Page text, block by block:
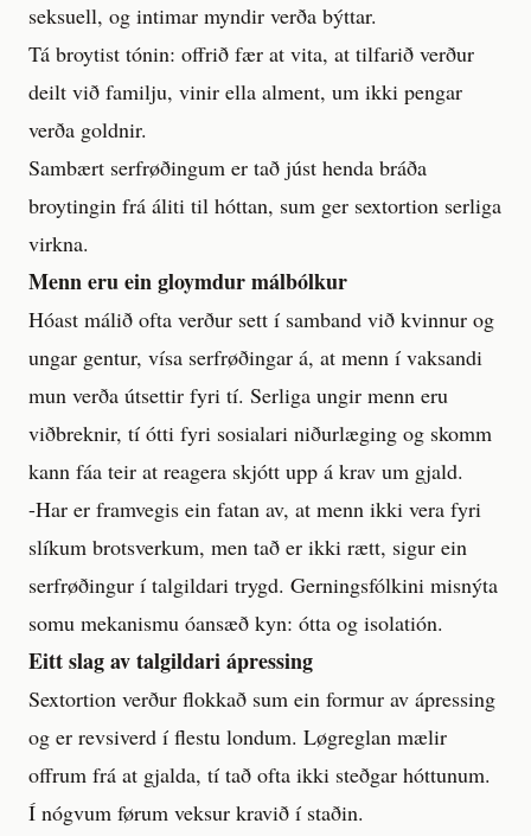
seksuell, og intimar myndir verða býttar.
Tá broytist tónin: offrið fær at vita, at tilfarið verður
deilt við familju, vinir ella alment, um ikki pengar
verða goldnir.
Sambært serfrøðingum er tað júst henda bráða
broytingin frá áliti til hóttan, sum ger sextortion serliga
virkna.
Menn eru ein gloymdur málbólkur
Hóast málið ofta verður sett í samband við kvinnur og
ungar gentur, vísa serfrøðingar á, at menn í vaksandi
mun verða útsettir fyri tí. Serliga ungir menn eru
viðbreknir, tí ótti fyri sosialari niðurlæging og skomm
kann fáa teir at reagera skjótt upp á krav um gjald.
-Har er framvegis ein fatan av, at menn ikki vera fyri
slíkum brotsverkum, men tað er ikki rætt, sigur ein
serfrøðingur í talgildari trygd. Gerningsfólkini misnýta
somu mekanismu óansæð kyn: ótta og isolatión.
Eitt slag av talgildari ápressing
Sextortion verður flokkað sum ein formur av ápressing
og er revsiverd í flestu londum. Løgreglan mælir
offrum frá at gjalda, tí tað ofta ikki steðgar hóttunum.
Í nógvum førum veksur kravið í staðin.